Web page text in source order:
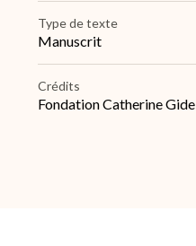
Type de texte
Manuscrit
Crédits
Fondation Catherine Gide